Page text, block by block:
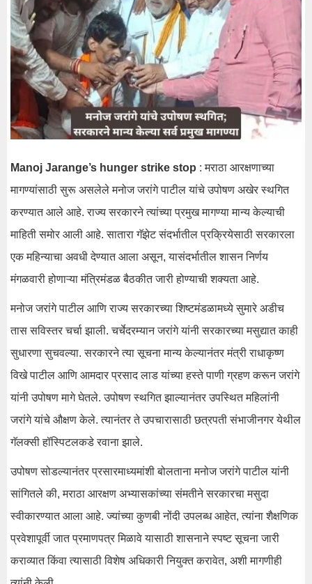
Manoj Jarange’s hunger strike stop : मराठा आरक्षणाच्या
मागण्यांसाठी सुरू असलेले मनोज जरांगे पाटील यांचे उपोषण अखेर स्थगित
करण्यात आले आहे. राज्य सरकारने त्यांच्या प्रमुख मागण्या मान्य केल्याची
माहिती समोर आली आहे. सातारा गॅझेट संदर्भातील प्रक्रियेसाठी सरकारला
एक महिन्याचा अवधी देण्यात आला असून, यासंदर्भातील शासन निर्णय
मंगळवारी होणाऱ्या मंत्रिमंडळ बैठकीत जारी होण्याची शक्यता आहे.
मनोज जरांगे पाटील आणि राज्य सरकारच्या शिष्टमंडळामध्ये सुमारे अडीच
तास सविस्तर चर्चा झाली. चर्चेदरम्यान जरांगे यांनी सरकारच्या मसुद्यात काही
सुधारणा सुचवल्या. सरकारने त्या सूचना मान्य केल्यानंतर मंत्री राधाकृष्ण
विखे पाटील आणि आमदार प्रसाद लाड यांच्या हस्ते पाणी ग्रहण करून जरांगे
यांनी उपोषण मागे घेतले. उपोषण स्थगित झाल्यानंतर उपस्थित महिलांनी
जरांगे यांचे औक्षण केले. त्यानंतर ते उपचारासाठी छत्रपती संभाजीनगर येथील
गॅलक्सी हॉस्पिटलकडे रवाना झाले.
उपोषण सोडल्यानंतर प्रसारमाध्यमांशी बोलताना मनोज जरांगे पाटील यांनी
सांगितले की, मराठा आरक्षण अभ्यासकांच्या संमतीने सरकारचा मसुदा
स्वीकारण्यात आला आहे. ज्यांच्या कुणबी नोंदी उपलब्ध आहेत, त्यांना शैक्षणिक
प्रवेशापूर्वी जात प्रमाणपत्र मिळावे यासाठी शासनाने स्पष्ट सूचना जारी
कराव्यात किंवा त्यासाठी विशेष अधिकारी नियुक्त करावेत, अशी मागणीही